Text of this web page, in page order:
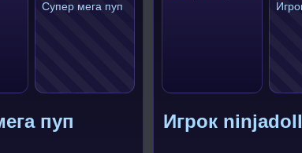
пуп Игрок ninjadoll